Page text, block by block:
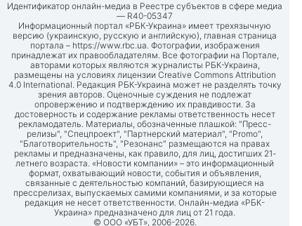
Идентификатор онлайн-медиа в Реестре субъектов в сфере медиа
— R40-05347
Информационный портал «РБК-Украина» имеет трехязычную
версию (украинскую, русскую и английскую), главная страница
портала – https://www.rbc.ua. Фотографии, изображения
принадлежат их правообладателям. Все фотографии на Портале,
авторами которых являются журналисты РБК-Украина,
размещены на условиях лицензии Creative Commons Attribution
4.0 International. Редакция РБК-Украина может не разделять точку
зрения авторов. Оценочные суждения не подлежат
опровержению и подтверждению их правдивости. За
достоверность и содержание рекламы ответственность несет
рекламодатель. Материалы, обозначенные плашкой: "Пресс-
релизы", "Спецпроект", "Партнерский материал", "Promo",
"Благотворительность", "Резонанс" размещаются на правах
рекламы и предназначены, как правило, для лиц, достигших 21-
летнего возраста. «Новости компании» – это информационный
формат, охватывающий новости, события и объявления,
связанные с деятельностью компаний, базирующиеся на
прессрелизах, выпускаемых самими компаниями, и за которые
редакция не несет ответственности. Онлайн-медиа «РБК-
Украина» предназначено для лиц от 21 года.
© ООО «УБТ», 2006-2026.